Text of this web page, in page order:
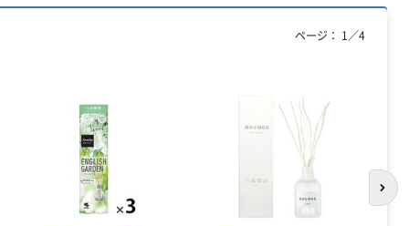
ページ： 1 ／4
次
￥124~
本気プライス
アスクル セロハ
ンテープ
12mm幅 （黒文
富士フイルム チ
WW2
￥1,580~
（税込）
トイレットペー
パー シングル